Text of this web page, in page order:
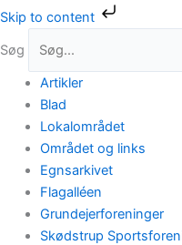
Skip to content
Gå
indholdet
Søg
Artikler
Blad
Lokalområdet
Området og links
Egnsarkivet
Flagalléen
Grundejerforeninger
Skødstrup